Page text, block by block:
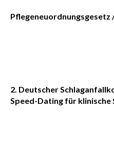
Pflegeneuordnungsgesetz
2. Deutscher
Speed-Dating für klinische